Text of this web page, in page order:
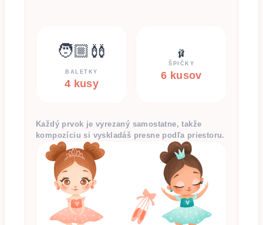
🧑🏼‍🩰
BALETKY
4 kusy
🩰
ŠPIČKY
6 kusov
Každý prvok je vyrezaný samostatne, takže
kompozíciu si vyskladáš presne podľa priestoru.